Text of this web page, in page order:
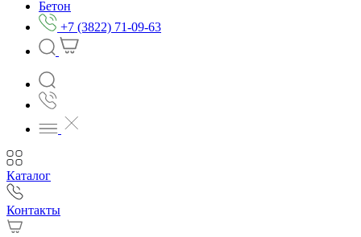
Бетон
+7 (3822) 71-09-63
Каталог
Контакты